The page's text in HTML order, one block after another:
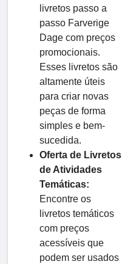
livretos passo a
passo Farverige
Dage com preços
promocionais.
Esses livretos são
altamente úteis
para criar novas
peças de forma
simples e bem-
sucedida.
Oferta de Livretos
de Atividades
Temáticas:
Encontre os
livretos temáticos
com preços
acessíveis que
podem ser usados